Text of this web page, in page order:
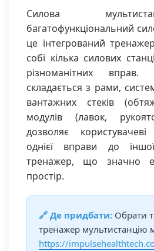
Силова
багатофункціональний
це інтегрований
собі кілька силових
різноманітних
складається з рами,
вантажних стеків
модулів (лавок,
дозволяє
однієї вправи до
тренажер, що значно
простір.
🔗 Де придбати: Обрати
тренажер мультистанцію
https://